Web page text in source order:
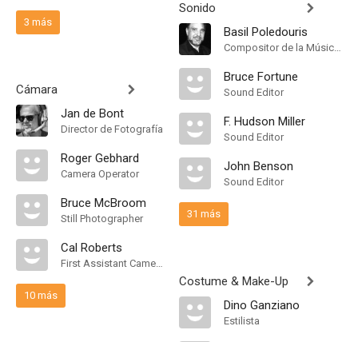
3 más
Cámara
Jan de Bont
Director de Fotografía
Roger Gebhard
Camera Operator
Bruce McBroom
Still Photographer
Cal Roberts
First Assistant Camera
10 más
Sonido
Basil Poledouris
Compositor de la Música Original
Bruce Fortune
Sound Editor
F. Hudson Miller
Sound Editor
John Benson
Sound Editor
31 más
Costume & Make-Up
Dino Ganziano
Estilista